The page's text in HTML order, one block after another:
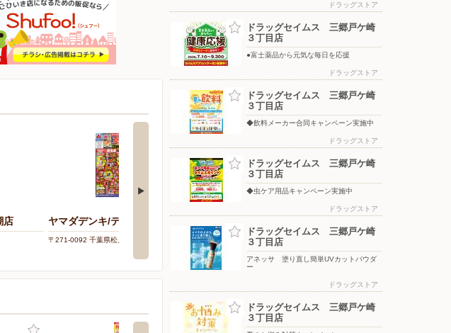
店 ヤマダデンキ/テックランド松戸本店
〒271-0092 千葉県松戸市松戸2289-3
竹の塚店
〒121-0813 東京都足立区竹の塚五丁目17番10号
ドラッグストア
ドラッグセイムス 三郷戸ケ崎
３丁目店
●富士薬品から元気な毎日を応援
ドラッグストア
ドラッグセイムス 三郷戸ケ崎
３丁目店
◆飲料メーカー合同キャンペーン実施中
ドラッグストア
ドラッグセイムス 三郷戸ケ崎
３丁目店
◆虫ケア用品キャンペーン実施中
ドラッグストア
ドラッグセイムス 三郷戸ケ崎
３丁目店
アネッサ 塗り直し簡単UVカットパウダ
ー
ドラッグストア
ドラッグセイムス 三郷戸ケ崎
３丁目店